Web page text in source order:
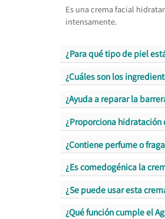
Es una crema facial
intensamente.
¿Para qué tipo de piel
¿Cuáles son los
¿Ayuda a reparar la
¿Proporciona hidratación
¿Contiene perfume o
¿Es comedogénica la
¿Se puede usar esta
¿Qué función cumple el